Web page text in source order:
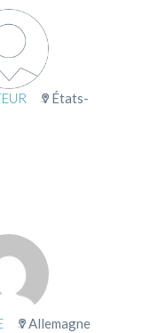
États-
Allemagne